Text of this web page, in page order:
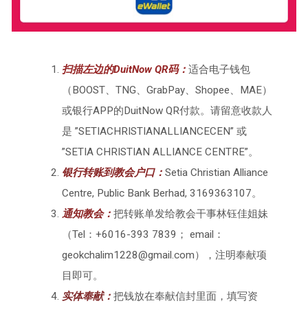
扫描左边的DuitNow QR码： 适合电子钱包
（BOOST、TNG、GrabPay、Shopee、MAE）
或银行APP的DuitNow QR付款。请留意收款人
是 ”SETIACHRISTIANALLIANCECEN” 或
”SETIA CHRISTIAN ALLIANCE CENTRE”。
银行转账到教会户口： Setia Christian Alliance
Centre, Public Bank Berhad, 3169363107。
通知教会： 把转账单发给教会干事林钰佳姐妹
（Tel：+6016-393 7839； email：
geokchalim1228@gmail.com），注明奉献项
目即可。
实体奉献： 把钱放在奉献信封里面，填写资